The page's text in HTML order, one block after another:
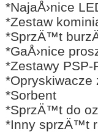
*NajaÅ›nice
*Zestaw
*SprzÄ™t
*GaÅ›nice
*Zestawy PSP-
*Opryskiwacze
*Sorbent
*SprzÄ™t do
*Inny sprzÄ™t